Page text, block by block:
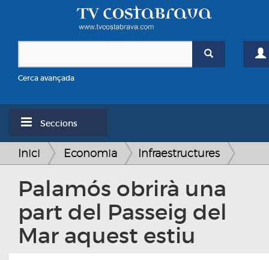
Cerca avançada
Seccions
Inici Economia Infraestructures
Palamós obrirà una
part del Passeig del
Mar aquest estiu